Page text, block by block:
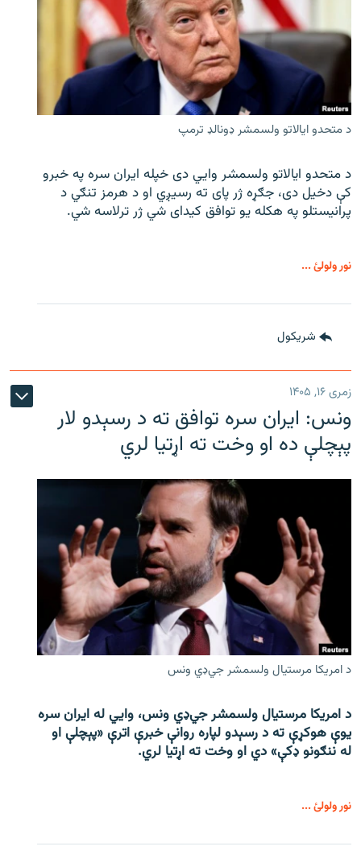
د متحدو ایالاتو ولسمشر ډونالډ ترمپ
د متحدو ایالاتو ولسمشر وايي دی خپله ایران سره په خبرو
کې دخیل دی، جګړه ژر پای ته رسیږي او د هرمز تنګي د
پرانیستلو په هکله یو توافق کیدای شي ژر ترلاسه شي.
نور ولولئ ...
شريکول
زمری ۱۶, ۱۴۰۵
ونس: ایران سره توافق ته د رسېدو لار
پېچلې ده او وخت ته اړتیا لري
د امریکا مرستیال ولسمشر جي‌ډي ونس
د امریکا مرستیال ولسمشر جي‌ډي ونس، وايي له ایران سره
یوې هوکړې ته د رسېدو لپاره روانې خبرې اترې «پېچلې او
له ننګونو ډکې» دي او وخت ته اړتیا لري.
نور ولولئ ...